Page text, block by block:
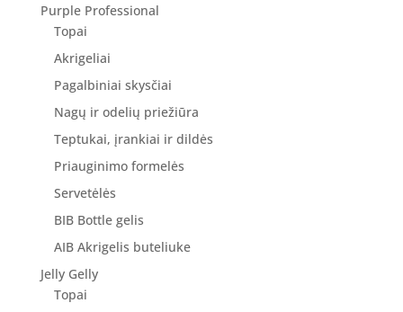
Purple Professional
Topai
Akrigeliai
Pagalbiniai skysčiai
Nagų ir odelių priežiūra
Teptukai, įrankiai ir dildės
Priauginimo formelės
Servetėlės
BIB Bottle gelis
AIB Akrigelis buteliuke
Jelly Gelly
Topai